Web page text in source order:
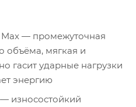
Max — промежуточная
объёма, мягкая и
гасит ударные нагрузки
энергию
износостойкий